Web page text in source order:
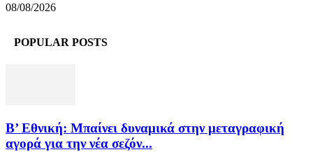
08/08/2026
POPULAR POSTS
Β’ Εθνική: Μπαίνει δυναμικά στην μεταγραφική
αγορά για την νέα σεζόν...